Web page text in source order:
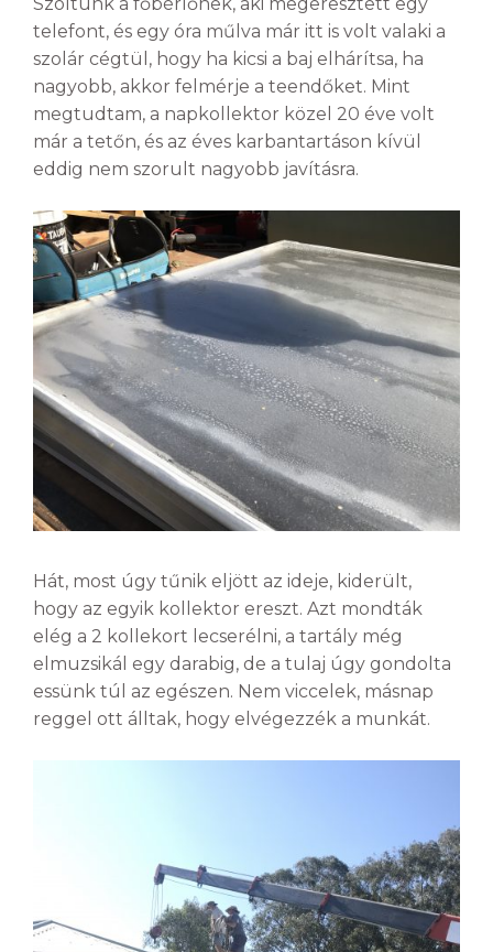
telefont, és egy óra műlva már itt is volt valaki a
szolár cégtül, hogy ha kicsi a baj elhárítsa, ha
nagyobb, akkor felmérje a teendőket. Mint
megtudtam, a napkollektor közel 20 éve volt
már a tetőn, és az éves karbantartáson kívül
eddig nem szorult nagyobb javításra.
Hát, most úgy tűnik eljött az ideje, kiderült,
hogy az egyik kollektor ereszt. Azt mondták
elég a 2 kollekort lecserélni, a tartály még
elmuzsikál egy darabig, de a tulaj úgy gondolta
essünk túl az egészen. Nem viccelek, másnap
reggel ott álltak, hogy elvégezzék a munkát.